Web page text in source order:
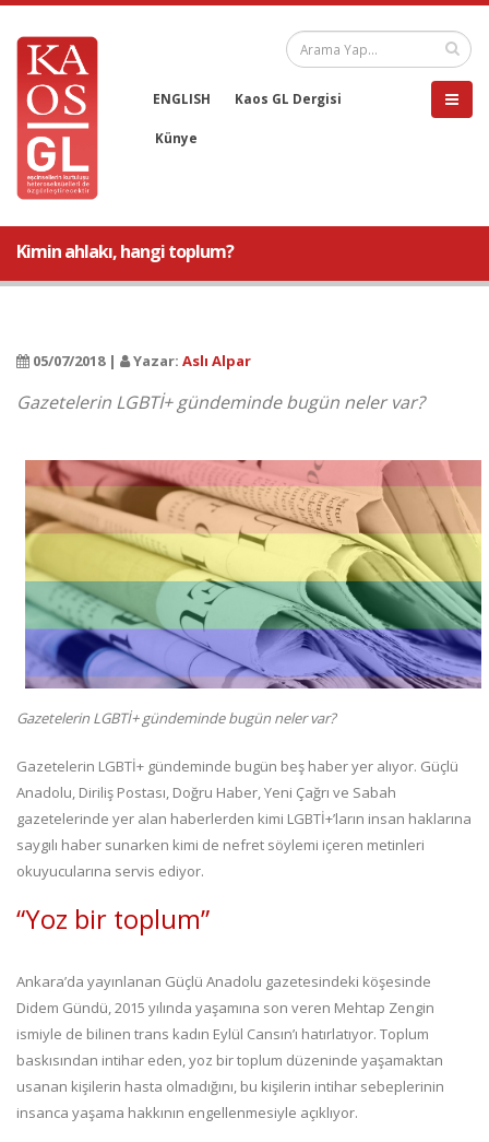
ENGLISH Kaos GL Dergisi
Künye
Kimin ahlakı, hangi toplum?
05/07/2018 | Yazar: Aslı Alpar
Gazetelerin LGBTİ+ gündeminde bugün neler var?
Gazetelerin LGBTİ+ gündeminde bugün neler var?
Gazetelerin LGBTİ+ gündeminde bugün beş haber yer alıyor. Güçlü
Anadolu, Diriliş Postası, Doğru Haber, Yeni Çağrı ve Sabah
gazetelerinde yer alan haberlerden kimi LGBTİ+’ların insan haklarına
saygılı haber sunarken kimi de nefret söylemi içeren metinleri
okuyucularına servis ediyor.
“Yoz bir toplum”
Ankara’da yayınlanan Güçlü Anadolu gazetesindeki köşesinde
Didem Gündü, 2015 yılında yaşamına son veren Mehtap Zengin
ismiyle de bilinen trans kadın Eylül Cansın’ı hatırlatıyor. Toplum
baskısından intihar eden, yoz bir toplum düzeninde yaşamaktan
usanan kişilerin hasta olmadığını, bu kişilerin intihar sebeplerinin
insanca yaşama hakkının engellenmesiyle açıklıyor.